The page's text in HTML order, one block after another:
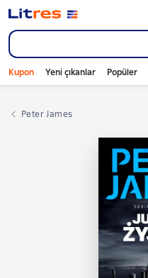
Kupon Yeni çıkanlar Popüler
Peter James